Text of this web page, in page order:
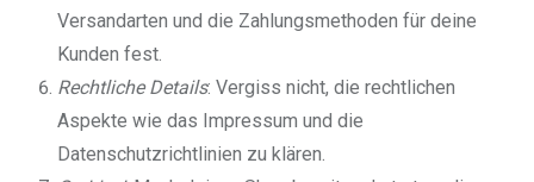
Versandarten und die Zahlungsmethoden für deine
Kunden fest.
Rechtliche Details: Vergiss nicht, die rechtlichen
Aspekte wie das Impressum und die
Datenschutzrichtlinien zu klären.